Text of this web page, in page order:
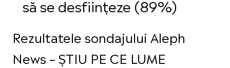
să se desființeze (89%)
Rezultatele sondajului Aleph
News – ȘTIU PE CE LUME